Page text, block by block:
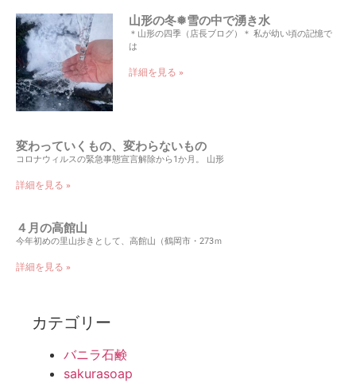
山形の冬❅雪の中で湧き水
＊山形の四季（店長ブログ）＊ 私が幼い頃の記憶で
は
詳細を見る »
変わっていくもの、変わらないもの
コロナウィルスの緊急事態宣言解除から1か月。 山形
詳細を見る »
４月の高館山
今年初めの里山歩きとして、高館山（鶴岡市・273ｍ
詳細を見る »
カテゴリー
バニラ石鹸
sakurasoap